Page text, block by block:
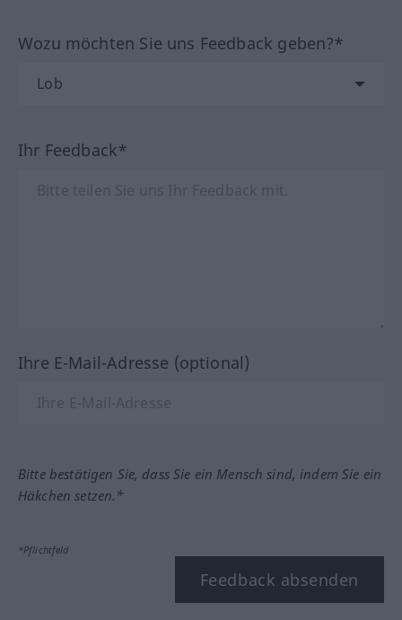
Wozu möchten Sie uns Feedback geben?*
Ihr Feedback*
Ihre E-Mail-Adresse (optional)
Bitte bestätigen Sie, dass Sie ein Mensch sind, indem Sie ein
Häkchen setzen.*
*Pflichtfeld
Feedback absenden